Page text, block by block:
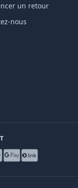
un retour
nous